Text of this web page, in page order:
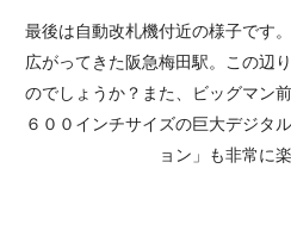
最後は自動改札機付近の様子です
広がってきた阪急梅田駅。この辺
のでしょうか？また、ビッグマン
６００インチサイズの巨大デジタ
ョン」も非常に